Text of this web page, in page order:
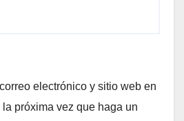
electrónico y sitio web en
próxima vez que haga un